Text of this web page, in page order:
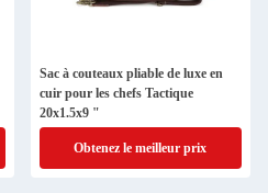
Sac à couteaux pliable de luxe en
cuir pour les chefs Tactique
20x1.5x9 "
Obtenez le meilleur prix